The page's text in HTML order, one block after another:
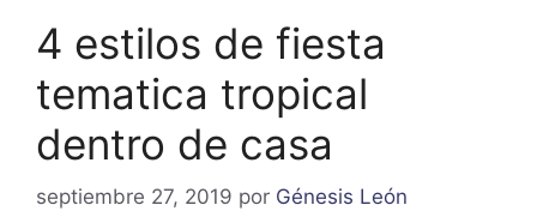
4 estilos de fiesta
tematica tropical
dentro de casa
septiembre 27, 2019 por Génesis León